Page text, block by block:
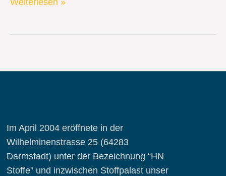
Im April 2004 eröffnete in der
Wilhelminenstrasse 25 (64283
Darmstadt) unter der Bezeichnung “HN
Stoffe” und inzwischen Stoffpalast unser